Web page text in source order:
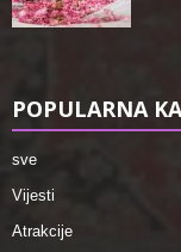
POPULARNA
sve
Vijesti
Atrakcije